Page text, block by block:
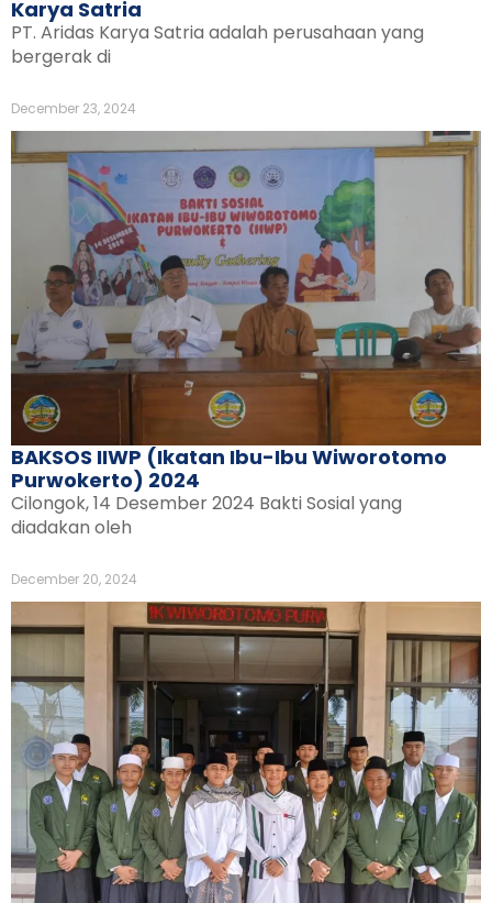
Karya Satria
PT. Aridas Karya Satria adalah perusahaan yang
bergerak di
December 23, 2024
BAKSOS IIWP (Ikatan Ibu-Ibu Wiworotomo
Purwokerto) 2024
Cilongok, 14 Desember 2024 Bakti Sosial yang
diadakan oleh
December 20, 2024